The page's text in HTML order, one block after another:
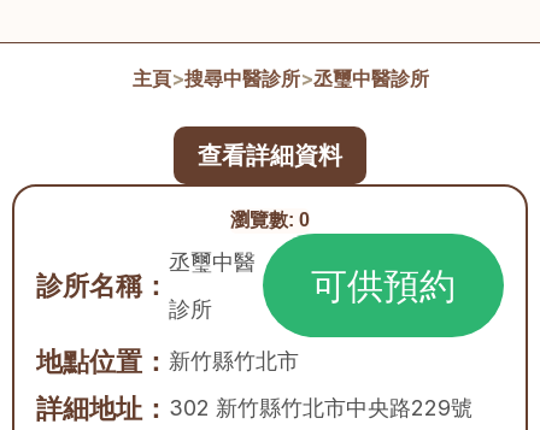
主頁>搜尋中醫診所>丞璽中醫診所
瀏覽數: 0
診所名稱：
丞璽中醫
診所
可供預約
地點位置： 新竹縣竹北市
詳細地址： 302 新竹縣竹北市中央路229號
查看詳細資料